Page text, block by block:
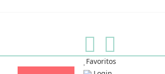
Favoritos